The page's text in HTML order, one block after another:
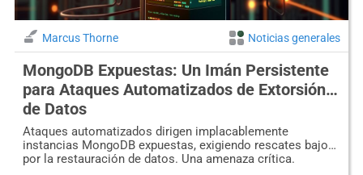
Marcus Thorne Noticias generales
MongoDB Expuestas: Un Imán Persistente
para Ataques Automatizados de Extorsión
de Datos
Ataques automatizados dirigen implacablemente
instancias MongoDB expuestas, exigiendo rescates bajos
por la restauración de datos. Una amenaza crítica.